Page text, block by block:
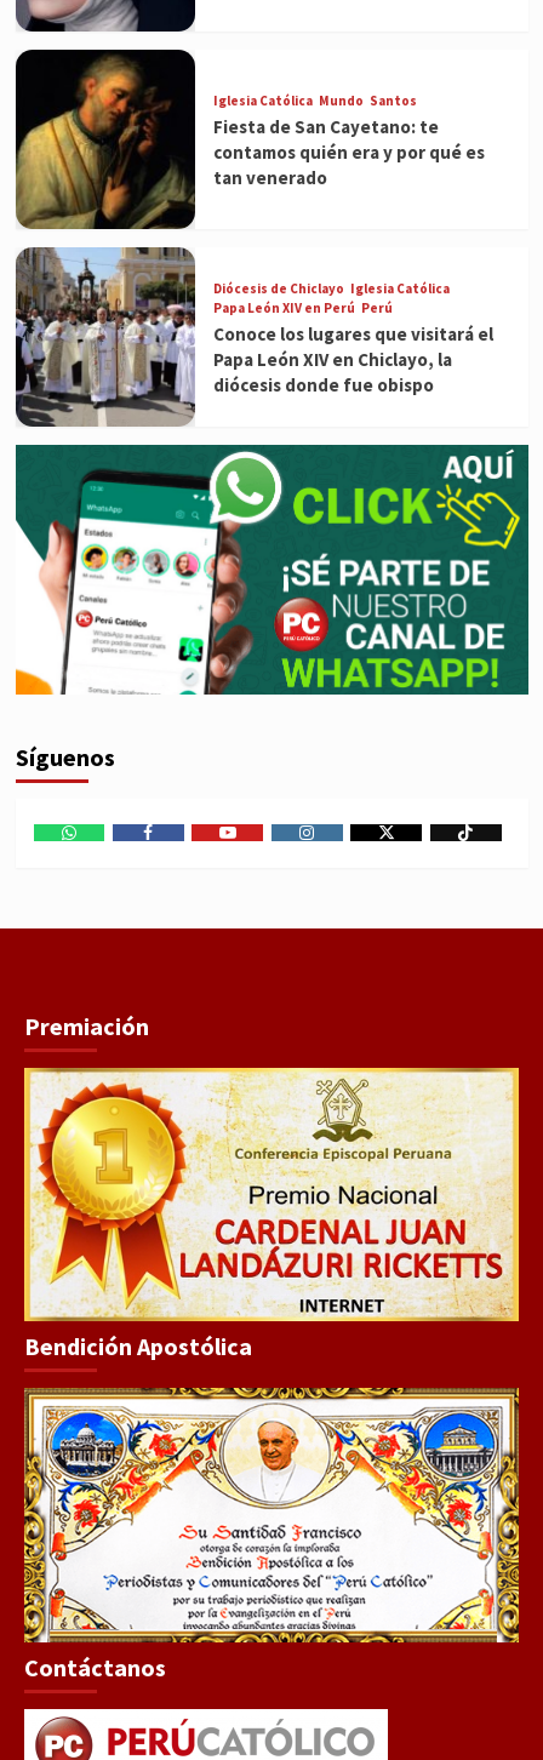
Iglesia Católica Mundo Santos
Fiesta de San Cayetano: te
contamos quién era y por qué es
tan venerado
Diócesis de Chiclayo Iglesia Católica
Papa León XIV en Perú Perú
Conoce los lugares que visitará el
Papa León XIV en Chiclayo, la
diócesis donde fue obispo
Síguenos
Premiación
Bendición Apostólica
Contáctanos